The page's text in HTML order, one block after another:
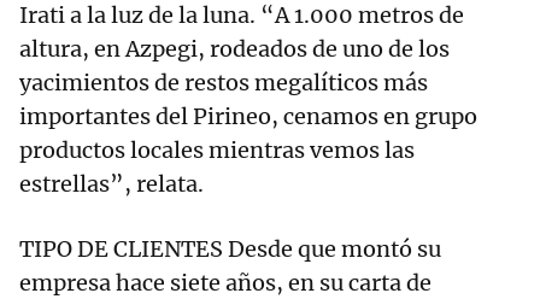
Irati a la luz de la luna. “A 1.000 metros de
altura, en Azpegi, rodeados de uno de los
yacimientos de restos megalíticos más
importantes del Pirineo, cenamos en grupo
productos locales mientras vemos las
estrellas”, relata.
TIPO DE CLIENTES Desde que montó su
empresa hace siete años, en su carta de